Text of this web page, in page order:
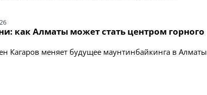
как Алматы может стать центром горного
Кагаров меняет будущее маунтинбайкинга в Алматы